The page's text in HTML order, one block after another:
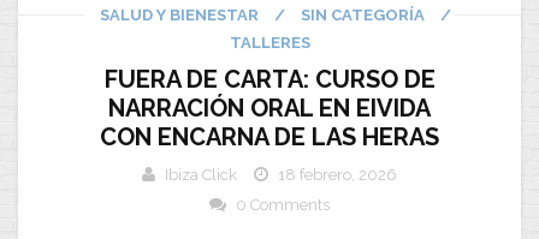
SALUD Y BIENESTAR
/ SIN CATEGORÍA
/
TALLERES
FUERA DE CARTA: CURSO DE
NARRACIÓN ORAL EN EIVIDA
CON ENCARNA DE LAS HERAS
Ibiza Click
18 febrero, 2026
0 Comments